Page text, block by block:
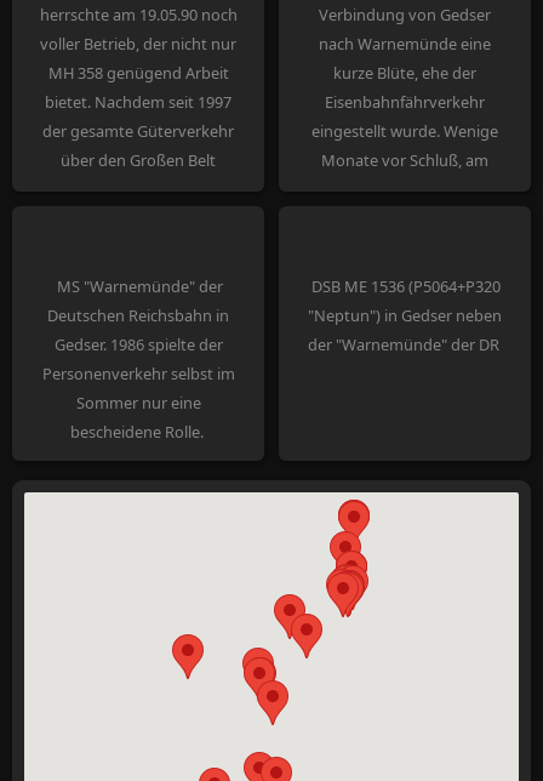
herrschte am 19.05.90 noch
voller Betrieb, der nicht nur
MH 358 genügend Arbeit
bietet. Nachdem seit 1997
der gesamte Güterverkehr
über den Großen Belt
geleitet wird und hier auch
abgestellt sind, herrscht in
Rødby gähnende Leere.
Verbindung von Gedser
nach Warnemünde eine
kurze Blüte, ehe der
Eisenbahnfährverkehr
eingestellt wurde. Wenige
Monate vor Schluß, am
29.07.1995, führt ME 1503
MS "Warnemünde" der
Deutschen Reichsbahn in
Gedser. 1986 spielte der
Personenverkehr selbst im
Sommer nur eine
bescheidene Rolle.
DSB ME 1536 (P5064+P320
"Neptun") in Gedser neben
der "Warnemünde" der DR